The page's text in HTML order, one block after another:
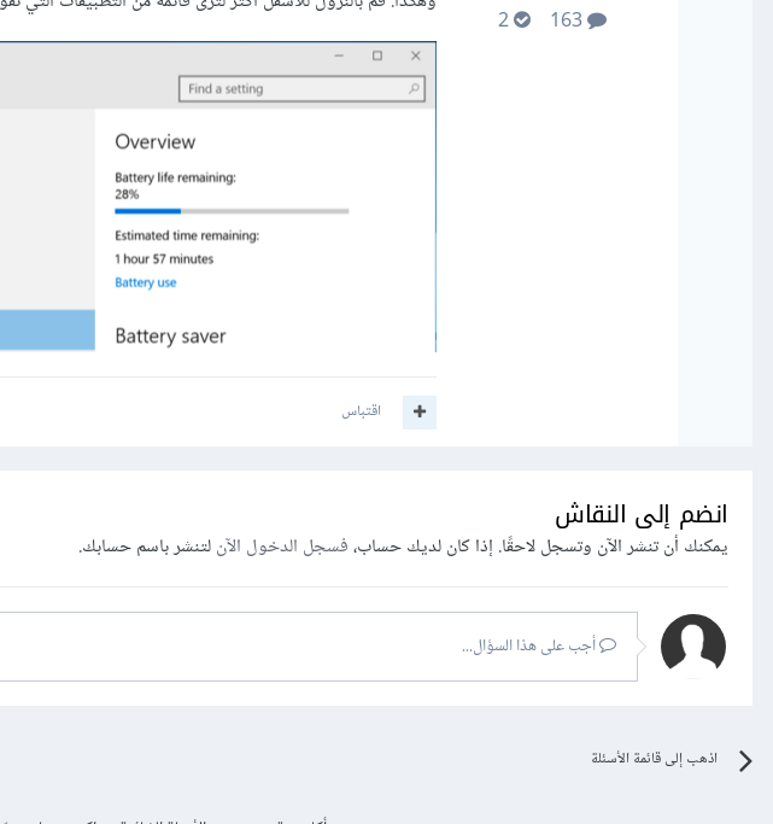
اقتباس
انضم إلى النقاش
يمكنك أن تنشر الآن وتسجل لاحقًا. إذا كان لديك حساب،فسجل الدخول الآنلتنشر باسم حسابك.
أجب على هذا السؤال...
اذهب إلى قائمة الأسئلة